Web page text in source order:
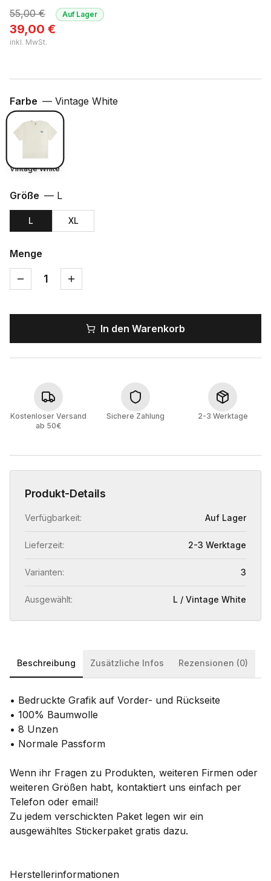
55,00€
39,00 €
inkl. MwSt.
Auf Lager
Farbe — Vintage White
Vintage White
Größe — L
L XL
Menge
1
In den Warenkorb
Kostenloser Versand
ab 50€
Sichere Zahlung 2-3 Werktage
Produkt-Details
Verfügbarkeit: Auf Lager
Lieferzeit: 2-3 Werktage
Varianten: 3
Ausgewählt: L / Vintage White
Beschreibung Zusätzliche Infos Rezensionen (0)
• Bedruckte Grafik auf Vorder- und Rückseite
• 100% Baumwolle
• 8 Unzen
• Normale Passform
Wenn ihr Fragen zu Produkten, weiteren Firmen oder
weiteren Größen habt, kontaktiert uns einfach per
Telefon oder email!
Zu jedem verschickten Paket legen wir ein
ausgewähltes Stickerpaket gratis dazu.
Herstellerinformationen